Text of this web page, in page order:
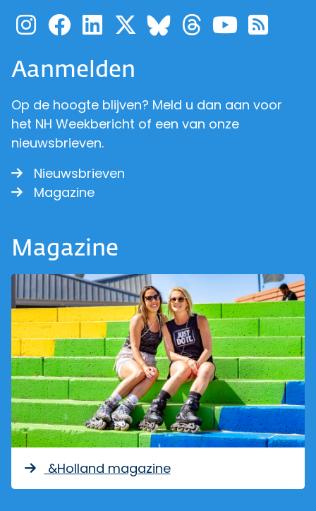
Ga naar de pagina van
Ga naar de pagina
Ga naar de
Ga naar de
Ga naar de
Ga naar
Ga
Aanmelden
Op de hoogte blijven? Meld u dan aan voor
het NH Weekbericht of een van onze
nieuwsbrieven.
Nieuwsbrieven
Magazine
Magazine
&Holland magazine